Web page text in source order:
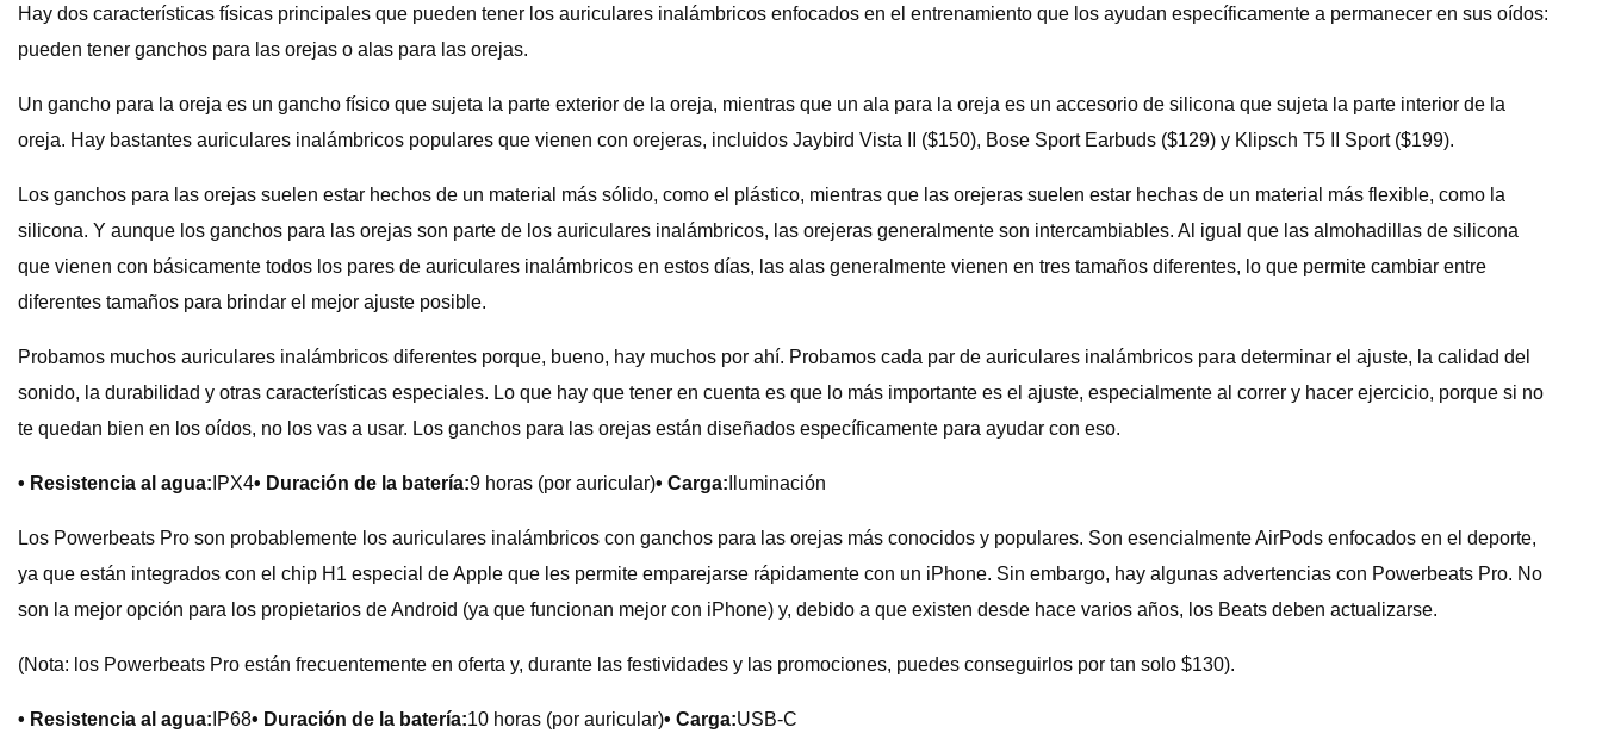
Hay dos características físicas principales que pueden tener los auriculares inalámbricos enfocados en el entrenamiento que los ayudan específicamente a permanecer en sus oídos:
pueden tener ganchos para las orejas o alas para las orejas.
Un gancho para la oreja es un gancho físico que sujeta la parte exterior de la oreja, mientras que un ala para la oreja es un accesorio de silicona que sujeta la parte interior de la
oreja. Hay bastantes auriculares inalámbricos populares que vienen con orejeras, incluidos Jaybird Vista II ($150), Bose Sport Earbuds ($129) y Klipsch T5 II Sport ($199).
Los ganchos para las orejas suelen estar hechos de un material más sólido, como el plástico, mientras que las orejeras suelen estar hechas de un material más flexible, como la
silicona. Y aunque los ganchos para las orejas son parte de los auriculares inalámbricos, las orejeras generalmente son intercambiables. Al igual que las almohadillas de silicona
que vienen con básicamente todos los pares de auriculares inalámbricos en estos días, las alas generalmente vienen en tres tamaños diferentes, lo que permite cambiar entre
diferentes tamaños para brindar el mejor ajuste posible.
Probamos muchos auriculares inalámbricos diferentes porque, bueno, hay muchos por ahí. Probamos cada par de auriculares inalámbricos para determinar el ajuste, la calidad del
sonido, la durabilidad y otras características especiales. Lo que hay que tener en cuenta es que lo más importante es el ajuste, especialmente al correr y hacer ejercicio, porque si no
te quedan bien en los oídos, no los vas a usar. Los ganchos para las orejas están diseñados específicamente para ayudar con eso.
• Resistencia al agua: IPX4• Duración de la batería:9 horas (por auricular)• Carga: Iluminación
Los Powerbeats Pro son probablemente los auriculares inalámbricos con ganchos para las orejas más conocidos y populares. Son esencialmente AirPods enfocados en el deporte,
ya que están integrados con el chip H1 especial de Apple que les permite emparejarse rápidamente con un iPhone. Sin embargo, hay algunas advertencias con Powerbeats Pro. No
son la mejor opción para los propietarios de Android (ya que funcionan mejor con iPhone) y, debido a que existen desde hace varios años, los Beats deben actualizarse.
(Nota: los Powerbeats Pro están frecuentemente en oferta y, durante las festividades y las promociones, puedes conseguirlos por tan solo $130).
• Resistencia al agua: IP68• Duración de la batería:10 horas (por auricular)• Carga:USB-C